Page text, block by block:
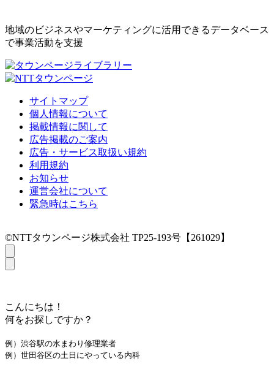
地域のビジネスやマーケティングに活用できるデータベース
で事業活動を支援
サイトマップ
個人情報について
掲載情報に関して
広告掲載のご案内
広告・サービス取扱い規約
利用規約
お知らせ
運営会社について
緊急時はこちら
©NTTタウンページ株式会社 TP25-193号【261029】
こんにちは！
何をお探しですか？
例）渋谷駅の水まわり修理業者
例）世田谷区の土日にやっている内科